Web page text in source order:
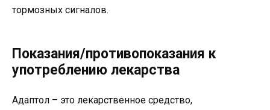
тормозных сигналов.
Показания/противопоказания к
употреблению лекарства
Адаптол – это лекарственное средство,